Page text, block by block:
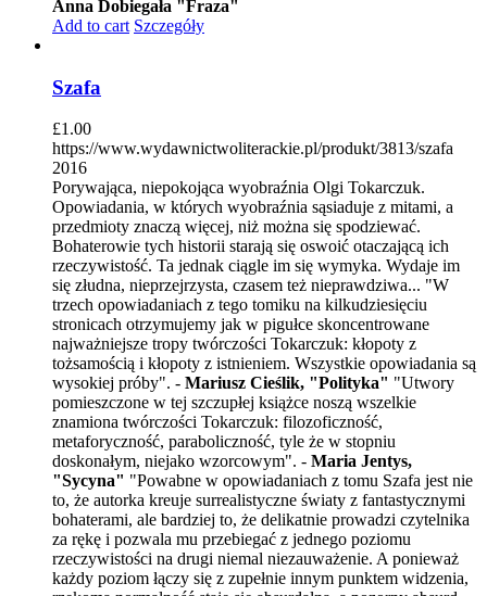
Anna Dobiegała "Fraza"
Add to cart Szczegóły
Szafa
£1.00
https://www.wydawnictwoliterackie.pl/produkt/3813/szafa
2016
Porywająca, niepokojąca wyobraźnia Olgi Tokarczuk.
Opowiadania, w których wyobraźnia sąsiaduje z mitami, a
przedmioty znaczą więcej, niż można się spodziewać.
Bohaterowie tych historii starają się oswoić otaczającą ich
rzeczywistość. Ta jednak ciągle im się wymyka. Wydaje im
się złudna, nieprzejrzysta, czasem też nieprawdziwa... "W
trzech opowiadaniach z tego tomiku na kilkudziesięciu
stronicach otrzymujemy jak w pigułce skoncentrowane
najważniejsze tropy twórczości Tokarczuk: kłopoty z
tożsamością i kłopoty z istnieniem. Wszystkie opowiadania są
wysokiej próby". - Mariusz Cieślik, "Polityka" "Utwory
pomieszczone w tej szczupłej książce noszą wszelkie
znamiona twórczości Tokarczuk: filozoficzność,
metaforyczność, paraboliczność, tyle że w stopniu
doskonałym, niejako wzorcowym". - Maria Jentys,
"Sycyna" "Powabne w opowiadaniach z tomu Szafa jest nie
to, że autorka kreuje surrealistyczne światy z fantastycznymi
bohaterami, ale bardziej to, że delikatnie prowadzi czytelnika
za rękę i pozwala mu przebiegać z jednego poziomu
rzeczywistości na drugi niemal niezauważenie. A ponieważ
każdy poziom łączy się z zupełnie innym punktem widzenia,